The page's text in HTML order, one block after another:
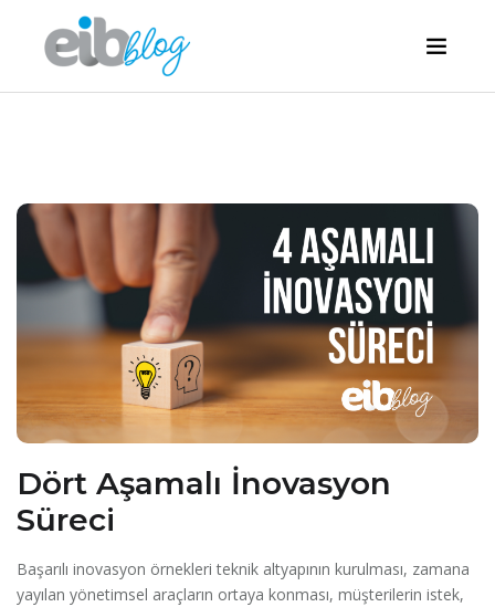
Dört Aşamalı İnovasyon
Süreci
Başarılı inovasyon örnekleri teknik altyapının kurulması, zamana
yayılan yönetimsel araçların ortaya konması, müşterilerin istek,